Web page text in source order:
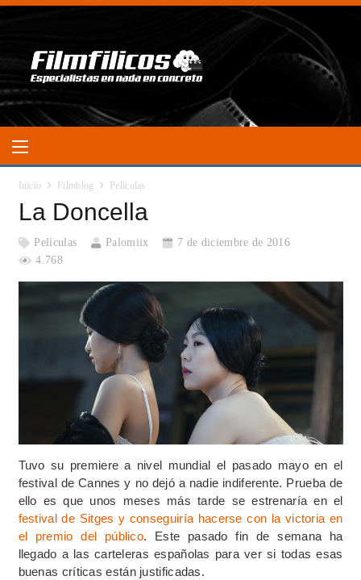
Inicio Filmblog Películas
La Doncella
Películas Palomiix
7 de diciembre de 2016
4.768
Tuvo su premiere a nivel mundial el pasado mayo en el
festival de Cannes y no dejó a nadie indiferente. Prueba de
ello es que unos meses más tarde se estrenaría en el
festival de Sitges y conseguiría hacerse con la victoria en
el premio del público. Este pasado fin de semana ha
llegado a las carteleras españolas para ver si todas esas
buenas críticas están justificadas.